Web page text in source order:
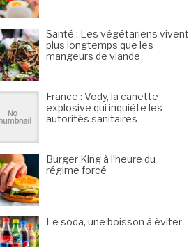
Santé : Les végétariens vivent
plus longtemps que les
mangeurs de viande
France : Vody, la canette
explosive qui inquiète les
autorités sanitaires
Burger King à l’heure du
régime forcé
Le soda, une boisson à éviter